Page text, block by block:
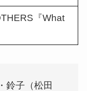
『What
鈴子（松田